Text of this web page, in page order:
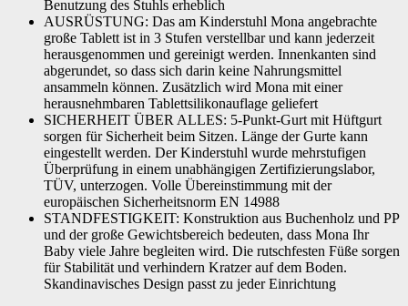
Artikelgewicht ‎9 kg
Benutzung des Stuhls erheblich
AUSRÜSTUNG: Das am Kinderstuhl Mona angebrachte
große Tablett ist in 3 Stufen verstellbar und kann jederzeit
herausgenommen und gereinigt werden. Innenkanten sind
abgerundet, so dass sich darin keine Nahrungsmittel
ansammeln können. Zusätzlich wird Mona mit einer
herausnehmbaren Tablettsilikonauflage geliefert
SICHERHEIT ÜBER ALLES: 5-Punkt-Gurt mit Hüftgurt
sorgen für Sicherheit beim Sitzen. Länge der Gurte kann
eingestellt werden. Der Kinderstuhl wurde mehrstufigen
Überprüfung in einem unabhängigen Zertifizierungslabor,
TÜV, unterzogen. Volle Übereinstimmung mit der
europäischen Sicherheitsnorm EN 14988
STANDFESTIGKEIT: Konstruktion aus Buchenholz und PP
und der große Gewichtsbereich bedeuten, dass Mona Ihr
Baby viele Jahre begleiten wird. Die rutschfesten Füße sorgen
für Stabilität und verhindern Kratzer auf dem Boden.
Skandinavisches Design passt zu jeder Einrichtung